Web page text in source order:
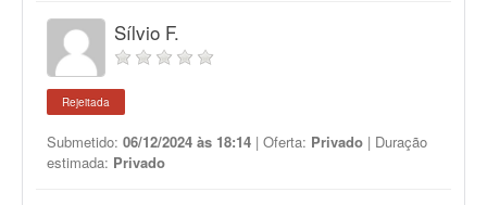
Sílvio F.
Rejeitada
Submetido: 06/12/2024 às 18:14 | Oferta: Privado | Duração
estimada: Privado